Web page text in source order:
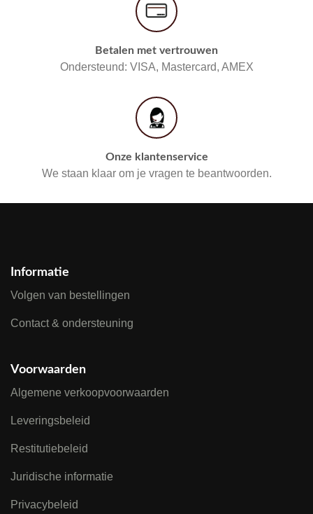
Betalen met vertrouwen
Ondersteund: VISA, Mastercard, AMEX
Onze klantenservice
We staan klaar om je vragen te beantwoorden.
Informatie
Volgen van bestellingen
Contact & ondersteuning
Voorwaarden
Algemene verkoopvoorwaarden
Leveringsbeleid
Restitutiebeleid
Juridische informatie
Privacybeleid